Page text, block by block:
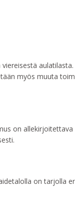
aulatilasta.
myös muuta
on allekirjoitettava
on tarjolla